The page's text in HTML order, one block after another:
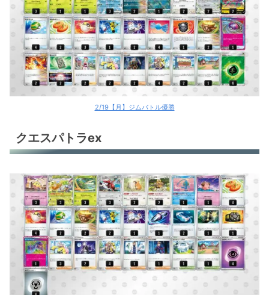
2/19【月】ジムバトル優勝
クエスパトラex